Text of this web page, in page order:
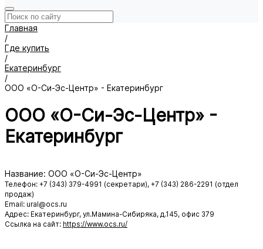
Главная
/
Где купить
/
Екатеринбург
/
ООО «О-Си-Эс-Центр» - Екатеринбург
ООО «О-Си-Эс-Центр» -
Екатеринбург
Название: ООО «О-Си-Эс-Центр»
Телефон: +7 (343) 379-4991 (секретари), +7 (343) 286-2291 (отдел
продаж)
Email: ural@ocs.ru
Адрес: Екатеринбург, ул.Мамина-Сибиряка, д.145, офис 379
Ссылка на сайт: https://www.ocs.ru/